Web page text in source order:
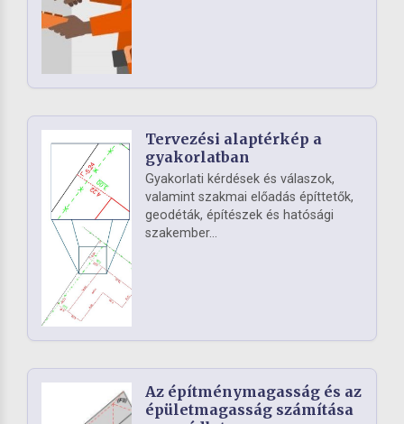
Tervezési alaptérkép a
gyakorlatban
Gyakorlati kérdések és válaszok,
valamint szakmai előadás építtetők,
geodéták, építészek és hatósági
szakember...
Az építménymagasság és az
épületmagasság számítása